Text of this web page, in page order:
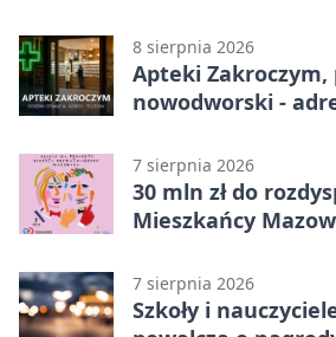
8 sierpnia 2026
Apteki
nowodworski -
7 sierpnia 2026
30 mln zł do
Mieszkańcy
7 sierpnia 2026
Szkoły i